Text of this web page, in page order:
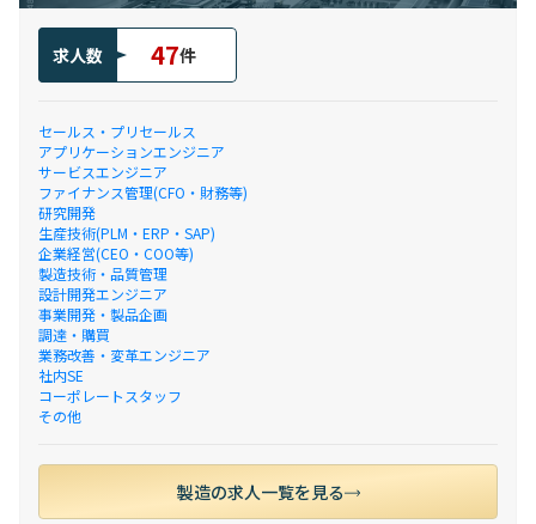
求人数 47件
セールス・プリセールス
アプリケーションエンジニア
サービスエンジニア
ファイナンス管理(CFO・財務等)
研究開発
生産技術(PLM・ERP・SAP)
企業経営(CEO・COO等)
製造技術・品質管理
設計開発エンジニア
事業開発・製品企画
調達・購買
業務改善・変革エンジニア
社内SE
コーポレートスタッフ
その他
製造の求人一覧を見る